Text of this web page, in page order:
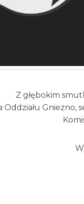
Z głębokim
Oddziału Gniezno,